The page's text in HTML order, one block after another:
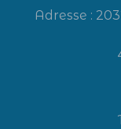
Adresse :